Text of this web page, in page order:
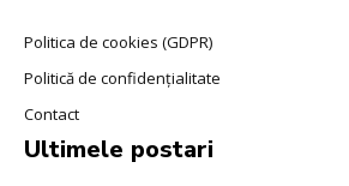
Politica de cookies (GDPR)
Politică de confidențialitate
Contact
Ultimele postari